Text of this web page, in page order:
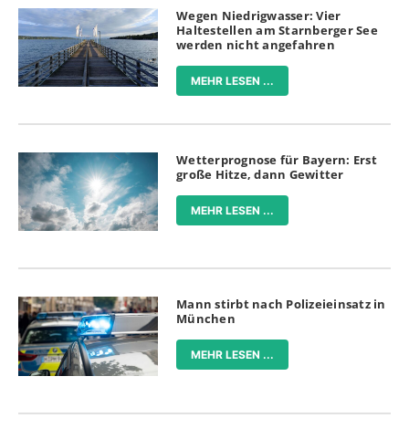
Wegen Niedrigwasser: Vier
Haltestellen am Starnberger See
werden nicht angefahren
MEHR LESEN ...
Wetterprognose für Bayern: Erst
große Hitze, dann Gewitter
MEHR LESEN ...
Mann stirbt nach Polizeieinsatz in
München
MEHR LESEN ...